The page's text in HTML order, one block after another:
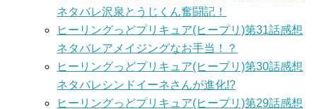
ネタバレ沢泉とうじくん奮闘記！
ヒーリングっどプリキュア(ヒープリ)第31話感想
ネタバレアメイジングなお手当！？
ヒーリングっどプリキュア(ヒープリ)第30話感想
ネタバレシンドイーネさんが進化!?
ヒーリングっどプリキュア(ヒープリ)第29話感想